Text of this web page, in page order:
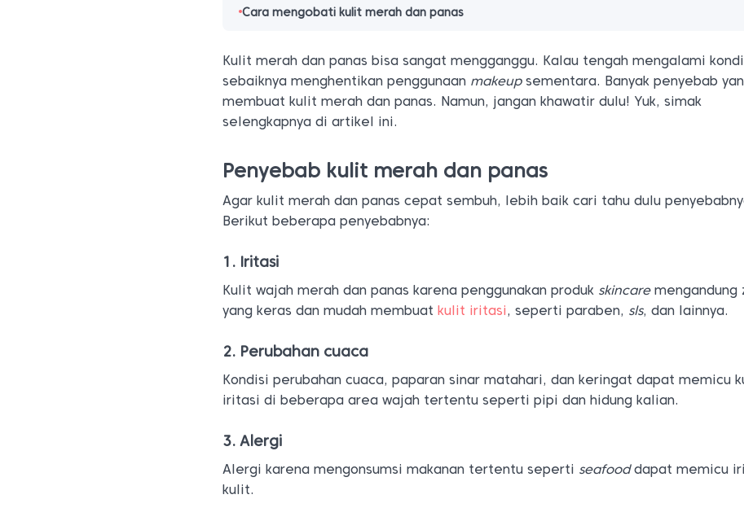
Cara mengobati kulit merah dan panas
Kulit merah dan panas bisa sangat mengganggu. Kalau tengah mengalami
sebaiknya menghentikan penggunaan makeupsementara. Banyak penyebab
membuat kulit merah dan panas. Namun, jangan khawatir dulu! Yuk, simak
selengkapnya di artikel ini.
Penyebab kulit merah dan panas
Agar kulit merah dan panas cepat sembuh, lebih baik cari tahu dulu
Berikut beberapa penyebabnya:
1. Iritasi
Kulit wajah merah dan panas karena penggunakan produk skincaremengandung
yang keras dan mudah membuatkulit iritasi, seperti paraben, sls, dan lainnya.
2. Perubahan cuaca
Kondisi perubahan cuaca, paparan sinar matahari, dan keringat dapat memicu
iritasi di beberapa area wajah tertentu seperti pipi dan hidung kalian.
3. Alergi
Alergi karena mengonsumsi makanan tertentu seperti seafooddapat memicu
kulit.